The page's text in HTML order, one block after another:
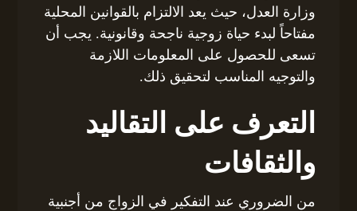
وزارة العدل، حيث يعد الالتزام بالقوانين المحلية
مفتاحاً لبدء حياة زوجية ناجحة وقانونية. يجب أن
تسعى للحصول على المعلومات اللازمة
والتوجيه المناسب لتحقيق ذلك.
التعرف على التقاليد
والثقافات
من الضروري عند التفكير في الزواج من أجنبية